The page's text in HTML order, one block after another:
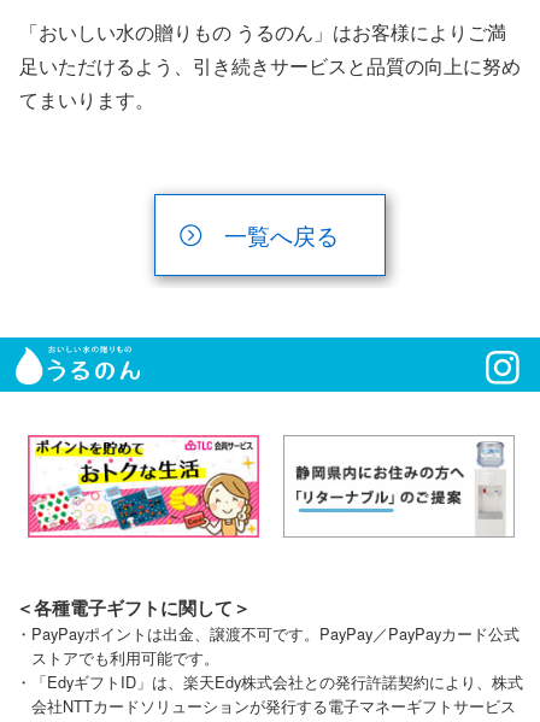
「おいしい水の贈りもの うるのん」はお客様によりご満
足いただけるよう、引き続きサービスと品質の向上に努め
てまいります。
一覧へ戻る
＜各種電子ギフトに関して＞
・PayPayポイントは出金、譲渡不可です。PayPay／PayPayカード公式
ストアでも利用可能です。
・「EdyギフトID」は、楽天Edy株式会社との発行許諾契約により、株式
会社NTTカードソリューションが発行する電子マネーギフトサービス